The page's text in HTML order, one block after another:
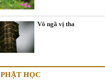
Vô ngã vị tha
PHẬT HỌC